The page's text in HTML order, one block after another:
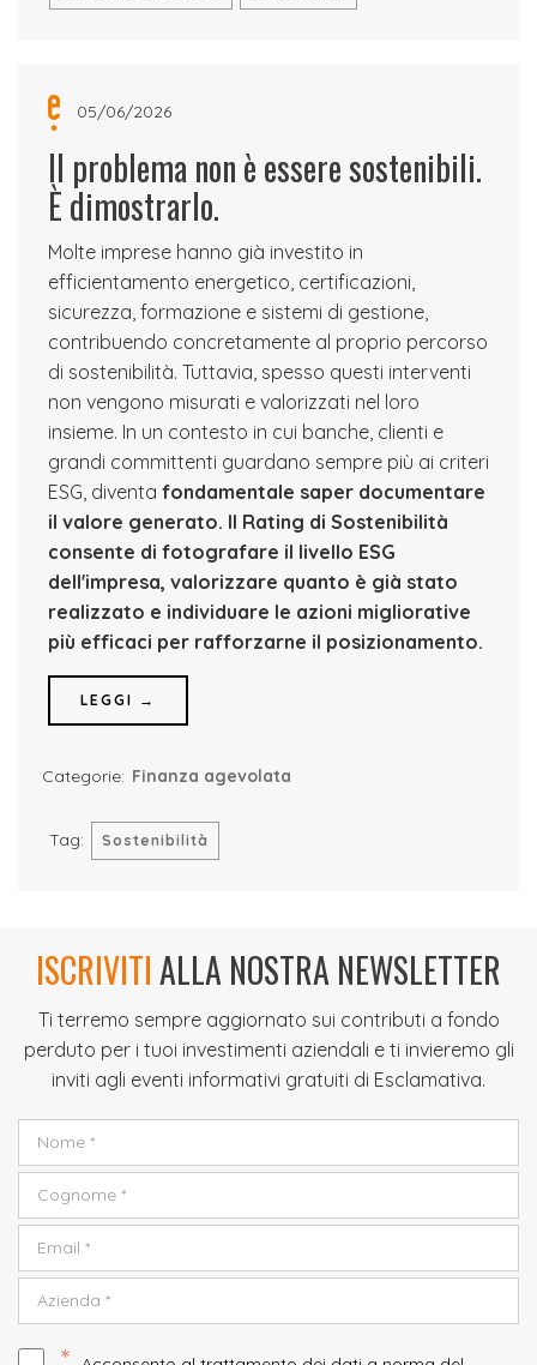
05/06/2026
Il problema non è essere sostenibili.
È dimostrarlo.
Molte imprese hanno già investito in
efficientamento energetico, certificazioni,
sicurezza, formazione e sistemi di gestione,
contribuendo concretamente al proprio percorso
di sostenibilità. Tuttavia, spesso questi interventi
non vengono misurati e valorizzati nel loro
insieme. In un contesto in cui banche, clienti e
grandi committenti guardano sempre più ai criteri
ESG, diventa fondamentale saper documentare
il valore generato. Il Rating di Sostenibilità
consente di fotografare il livello ESG
dell'impresa, valorizzare quanto è già stato
realizzato e individuare le azioni migliorative
più efficaci per rafforzarne il posizionamento.
LEGGI →
Categorie: Finanza agevolata
Tag: Sostenibilità
ISCRIVITIALLA NOSTRA NEWSLETTER
Ti terremo sempre aggiornato sui contributi a fondo
perduto per i tuoi investimenti aziendali e ti invieremo gli
inviti agli eventi informativi gratuiti di Esclamativa.